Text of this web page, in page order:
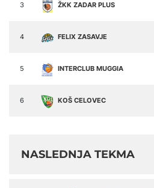
3 ŽKK ZADAR PLUS
4 FELIX ZASAVJE
5 INTERCLUB MUGGIA
6 KOŠ CELOVEC
NASLEDNJA TEKMA